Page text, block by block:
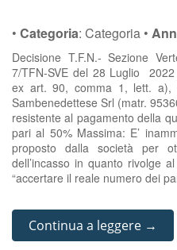
• Categoria: Categoria •
Decisione T.F.N.- Sezione
7/TFN-SVE del 28 Luglio
ex art. 90, comma 1, lett. a),
Sambenedettese Srl (matr.
resistente al pagamento della
pari al 50% Massima: E’
proposto dalla società per
dell’incasso in quanto rivolge
“accertare il reale numero dei
Continua a leggere →